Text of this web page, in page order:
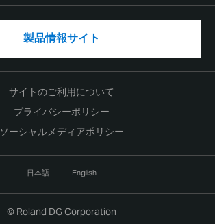
製品情報サイト
サイトのご利用について
プライバシーポリシー
ソーシャルメディアポリシー
日本語 English
© Roland DG Corporation